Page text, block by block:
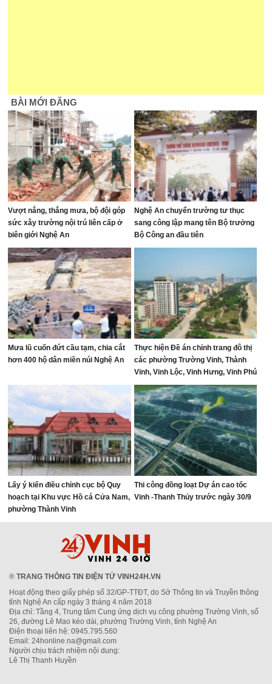
BÀI MỚI ĐĂNG
Vượt nắng, thắng mưa, bộ đội góp
sức xây trường nội trú liên cấp ở
biên giới Nghệ An
Nghệ An chuyển trường tư thục
sang công lập mang tên Bộ trưởng
Bộ Công an đầu tiên
Mưa lũ cuốn đứt cầu tạm, chia cắt
hơn 400 hộ dân miền núi Nghệ An
Thực hiện Đề án chỉnh trang đô thị
các phường Trường Vinh, Thành
Vinh, Vinh Lộc, Vinh Hưng, Vinh Phú
và Cửa Lò giai đoạn 2026 – 2030
Lấy ý kiến điều chỉnh cục bộ Quy
hoạch tại Khu vực Hồ cá Cửa Nam,
phường Thành Vinh
Thi công đồng loạt Dự án cao tốc
Vinh -Thanh Thủy trước ngày 30/9
® TRANG THÔNG TIN ĐIỆN TỬ VINH24H.VN
Hoạt động theo giấy phép số 32/GP-TTĐT, do Sở Thông tin và Truyền thông
tỉnh Nghệ An cấp ngày 3 tháng 4 năm 2018
Địa chỉ: Tầng 4, Trung tâm Cung ứng dịch vụ công phường Trường Vinh, số
26, đường Lê Mao kéo dài, phường Trường Vinh, tỉnh Nghệ An
Điện thoại liên hệ: 0945.795.560
Email: 24honline.na@gmail.com
Người chịu trách nhiệm nội dung:
Lê Thị Thanh Huyền